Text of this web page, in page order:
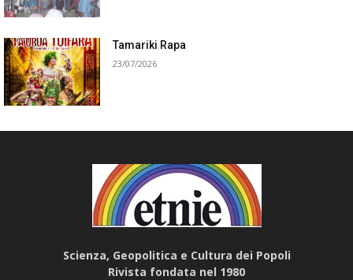
Tamariki Rapa
23/07/2026
Scienza, Geopolitica e Cultura dei Popoli
Rivista fondata nel 1980